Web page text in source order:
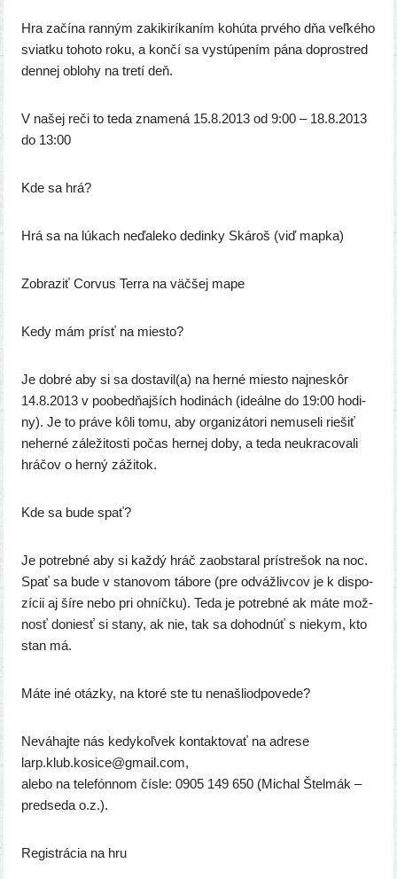
Hra začí­na ran­ným zaki­ki­rí­ka­ním kohú­ta prvé­ho dňa veľ­ké­ho
sviat­ku toho­to roku, a kon­čí sa vystú­pe­ním pána dopro­stred
den­nej oblo­hy na tre­tí deň.
V našej reči to teda zna­me­ná 15.8.2013 od 9:00 – 18.8.2013
do 13:00
Kde sa hrá?
Hrá sa na lúkach neďa­le­ko dedin­ky Skároš (viď mapka)
Zobraziť Corvus Terra na väč­šej mape
Kedy mám prí­sť na miesto?
Je dob­ré aby si sa dostavil(a) na her­né mies­to naj­ne­skôr
14.8.2013 v poobed­ňaj­ších hodi­nách (ide­ál­ne do 19:00 hodi­
ny). Je to prá­ve kôli tomu, aby orga­ni­zá­to­ri nemu­se­li rie­šiť
neher­né zále­ži­tos­ti počas her­nej doby, a teda neuk­ra­co­va­li
hrá­čov o her­ný zážitok.
Kde sa bude spať?
Je potreb­né aby si kaž­dý hráč zaob­sta­ral prí­stre­šok na noc.
Spať sa bude v sta­no­vom tábo­re (pre odváž­liv­cov je k dis­po­
zí­cii aj šíre nebo pri ohníč­ku). Teda je potreb­né ak máte mož­
nosť doniesť si sta­ny, ak nie, tak sa dohod­núť s nie­kym, kto
stan má.
Máte iné otáz­ky, na kto­ré ste tu nenašliodpovede?
Neváhajte nás kedy­koľ­vek kon­tak­to­vať na adre­se
larp.klub.kosice@gmail.com,
ale­bo na tele­fón­nom čís­le: 0905 149 650 (Michal Štelmák –
pred­se­da o.z.).
Registrácia na hru